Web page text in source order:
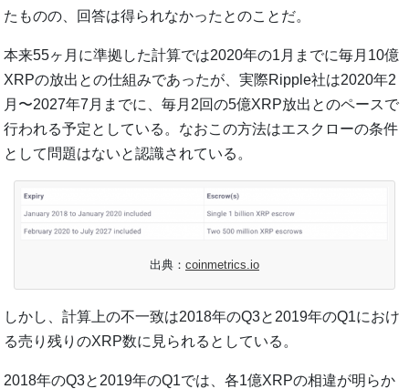
たものの、回答は得られなかったとのことだ。
本来55ヶ月に準拠した計算では2020年の1月までに毎月10億
XRPの放出との仕組みであったが、実際Ripple社は2020年2
月〜2027年7月までに、毎月2回の5億XRP放出とのペースで
行われる予定としている。なおこの方法はエスクローの条件
として問題はないと認識されている。
出典： coinmetrics.io
しかし、計算上の不一致は2018年のQ3と2019年のQ1におけ
る売り残りのXRP数に見られるとしている。
2018年のQ3と2019年のQ1では、各1億XRPの相違が明らか